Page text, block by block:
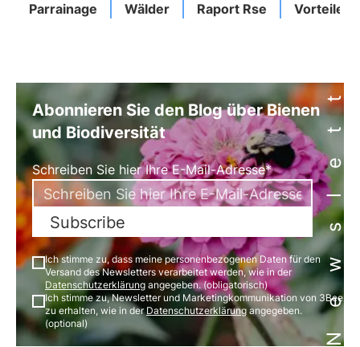
Parrainage Wälder Raport Rse Vorteile
Newsletter
Abonnieren Sie den Blog über Bienen
und Biodiversität
Schreiben Sie hier Ihre E-Mail-Adresse*
Subscribe
Ich stimme zu, dass meine personenbezogenen Daten für den
Versand des Newsletters verarbeitet werden, wie in der
Datenschutzerklärung angegeben. (obligatorisch)
Ich stimme zu, Newsletter und Marketingkommunikation von 3Bee
zu erhalten, wie in derDatenschutzerklärungangegeben.
(optional)